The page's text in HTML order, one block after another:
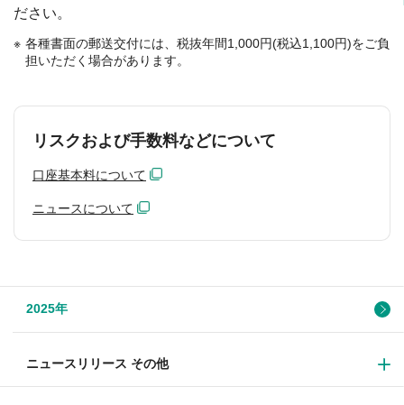
ださい。
各種書面の郵送交付には、税抜年間1,000円(税込1,100円)をご負
担いただく場合があります。
リスクおよび手数料などについて
口座基本料について
ニュースについて
2025年
ニュースリリース その他